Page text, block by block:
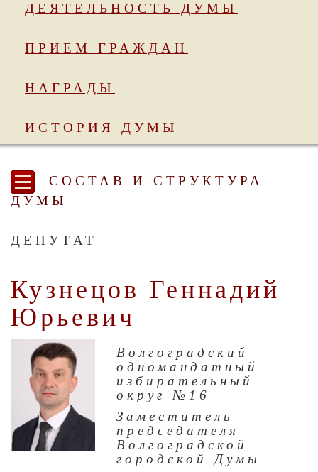
ДЕЯТЕЛЬНОСТЬ ДУМЫ
ПРИЕМ ГРАЖДАН
НАГРАДЫ
ИСТОРИЯ ДУМЫ
СОСТАВ И СТРУКТУРА
ДУМЫ
ДЕПУТАТ
Кузнецов Геннадий
Юрьевич
Волгоградский
одномандатный
избирательный
округ №16
Заместитель
председателя
Волгоградской
городской Думы